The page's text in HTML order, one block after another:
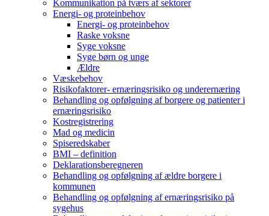
Kommunikation på tværs af sektorer
Energi- og proteinbehov
Energi- og proteinbehov
Raske voksne
Syge voksne
Syge børn og unge
Ældre
Væskebehov
Risikofaktorer- ernæringsrisiko og underernæring
Behandling og opfølgning af borgere og patienter i
ernæringsrisiko
Kostregistrering
Mad og medicin
Spiseredskaber
BMI – definition
Deklarationsberegneren
Behandling og opfølgning af ældre borgere i
kommunen
Behandling og opfølgning af ernæringsrisiko på
sygehus